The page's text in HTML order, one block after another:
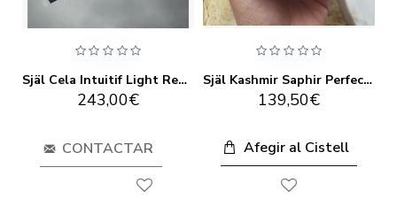
Själ Cela Intuitif Light Renewal Creme 50 ml
243,00€
CONTACTAR
Själ Kashmir Saphir Perfecting Mask 50 ml
139,50€
Afegir al Cistell